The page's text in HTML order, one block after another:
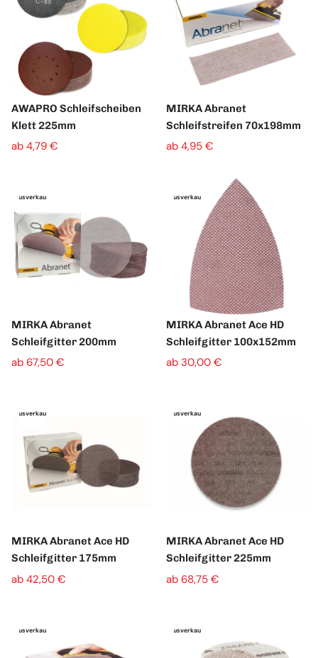
AWAPRO Schleifscheiben
Klett 225mm
ab 4,79 €
MIRKA Abranet
Schleifstreifen 70x198mm
ab 4,95 €
Ausverkauft
MIRKA Abranet
Schleifgitter 200mm
ab 67,50 €
Ausverkauft
MIRKA Abranet Ace HD
Schleifgitter 100x152mm
ab 30,00 €
Ausverkauft
MIRKA Abranet Ace HD
Schleifgitter 175mm
ab 42,50 €
Ausverkauft
MIRKA Abranet Ace HD
Schleifgitter 225mm
ab 68,75 €
Ausverkauft Ausverkauft